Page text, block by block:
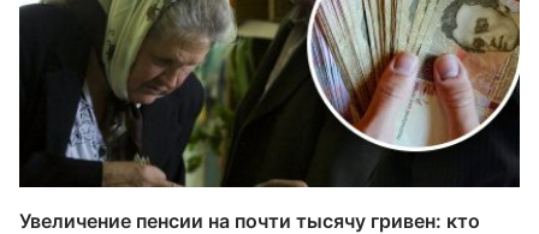
Увеличение пенсии на почти тысячу гривен: кто